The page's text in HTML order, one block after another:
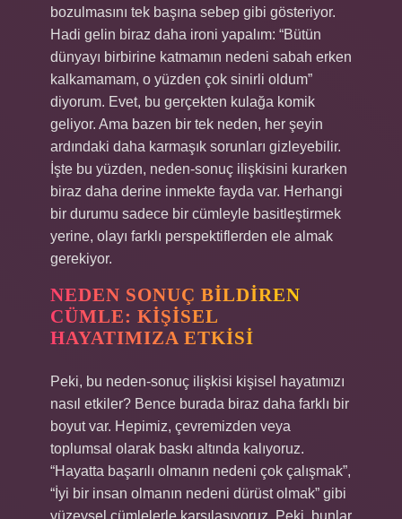
bozulmasını tek başına sebep gibi gösteriyor.
Hadi gelin biraz daha ironi yapalım: “Bütün
dünyayı birbirine katmamın nedeni sabah erken
kalkamamam, o yüzden çok sinirli oldum”
diyorum. Evet, bu gerçekten kulağa komik
geliyor. Ama bazen bir tek neden, her şeyin
ardındaki daha karmaşık sorunları gizleyebilir.
İşte bu yüzden, neden-sonuç ilişkisini kurarken
biraz daha derine inmekte fayda var. Herhangi
bir durumu sadece bir cümleyle basitleştirmek
yerine, olayı farklı perspektiflerden ele almak
gerekiyor.
NEDEN SONUÇ BILDIREN
CÜMLE: KIŞISEL
HAYATIMIZA ETKISI
Peki, bu neden-sonuç ilişkisi kişisel hayatımızı
nasıl etkiler? Bence burada biraz daha farklı bir
boyut var. Hepimiz, çevremizden veya
toplumsal olarak baskı altında kalıyoruz.
“Hayatta başarılı olmanın nedeni çok çalışmak”,
“İyi bir insan olmanın nedeni dürüst olmak” gibi
yüzeysel cümlelerle karşılaşıyoruz. Peki, bunlar